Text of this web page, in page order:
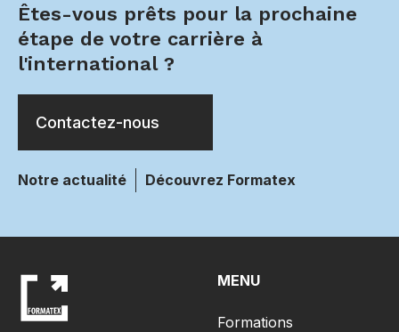
Êtes-vous prêts pour la prochaine
étape de votre carrière à
l'international ?
Contactez-nous
Notre actualité Découvrez Formatex
MENU
Formations